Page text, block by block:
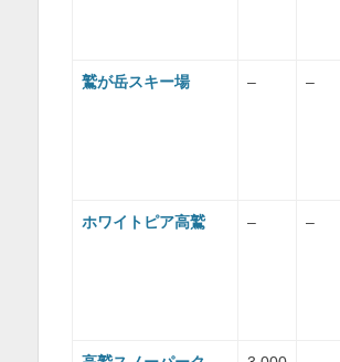
鷲が岳スキー場 – –
ホワイトピア高鷲 – –